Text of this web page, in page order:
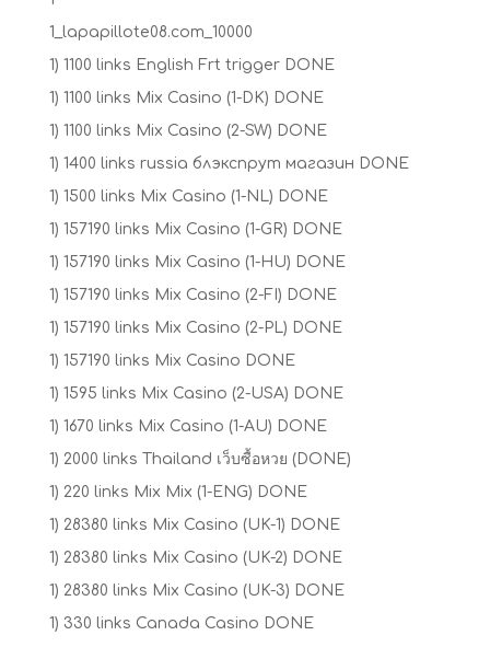
1_lapapillote08.com_10000
1) 1100 links English Frt trigger DONE
1) 1100 links Mix Casino (1-DK) DONE
1) 1100 links Mix Casino (2-SW) DONE
1) 1400 links russia блэкспрут магазин DONE
1) 1500 links Mix Casino (1-NL) DONE
1) 157190 links Mix Casino (1-GR) DONE
1) 157190 links Mix Casino (1-HU) DONE
1) 157190 links Mix Casino (2-FI) DONE
1) 157190 links Mix Casino (2-PL) DONE
1) 157190 links Mix Casino DONE
1) 1595 links Mix Casino (2-USA) DONE
1) 1670 links Mix Casino (1-AU) DONE
1) 2000 links Thailand เว็บซื้อหวย (DONE)
1) 220 links Mix Mix (1-ENG) DONE
1) 28380 links Mix Casino (UK-1) DONE
1) 28380 links Mix Casino (UK-2) DONE
1) 28380 links Mix Casino (UK-3) DONE
1) 330 links Canada Casino DONE